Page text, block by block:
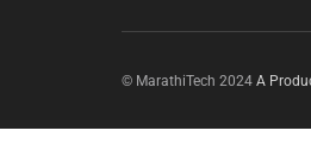
© MarathiTech 2024 A